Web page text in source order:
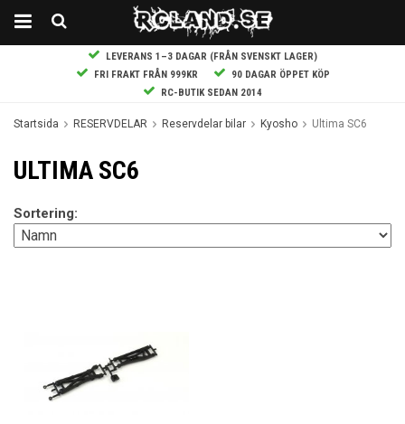
LEVERANS 1–3 DAGAR (FRÅN SVENSKT LAGER)
FRI FRAKT FRÅN 999KR
90 DAGAR ÖPPET KÖP
RC-BUTIK SEDAN 2014
Startsida RESERVDELAR Reservdelar bilar Kyosho Ultima SC6
ULTIMA SC6
Sortering: